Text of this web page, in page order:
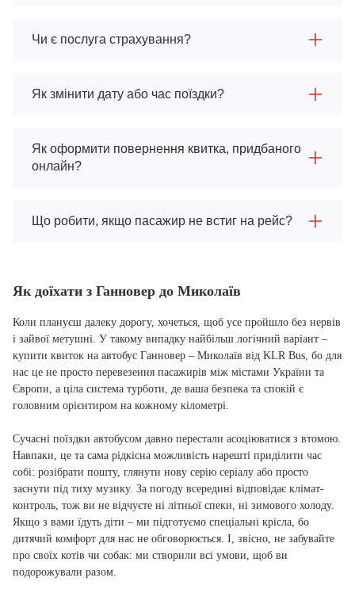
Чи є послуга страхування?
Як змінити дату або час поїздки?
Як оформити повернення квитка, придбаного
онлайн?
Що робити, якщо пасажир не встиг на рейс?
Як доїхати з Ганновер до Миколаїв
Коли плануєш далеку дорогу, хочеться, щоб усе пройшло без нервів
і зайвої метушні. У такому випадку найбільш логічний варіант –
купити квиток на автобус Ганновер – Миколаїв від KLR Bus, бо для
нас це не просто перевезення пасажирів між містами України та
Європи, а ціла система турботи, де ваша безпека та спокій є
головним орієнтиром на кожному кілометрі.
Сучасні поїздки автобусом давно перестали асоціюватися з втомою.
Навпаки, це та сама рідкісна можливість нарешті приділити час
собі: розібрати пошту, глянути нову серію серіалу або просто
заснути під тиху музику. За погоду всередині відповідає клімат-
контроль, тож ви не відчуєте ні літньої спеки, ні зимового холоду.
Якщо з вами їдуть діти – ми підготуємо спеціальні крісла, бо
дитячий комфорт для нас не обговорюється. І, звісно, не забувайте
про своїх котів чи собак: ми створили всі умови, щоб ви
подорожували разом.